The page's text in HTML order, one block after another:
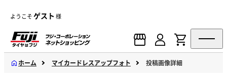
ようこそゲスト 様
ホーム マイカードレスアップフォト 投稿画像詳細